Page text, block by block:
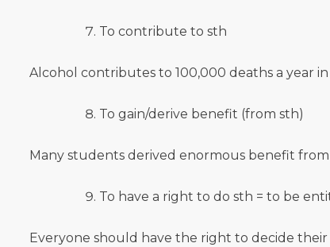
To contribute to sth
Alcohol contributes to 100,000 deaths a year in
To gain/derive benefit (from sth)
Many students derived enormous benefit
To have a right to do sth = to be
Everyone should have the right to decide their